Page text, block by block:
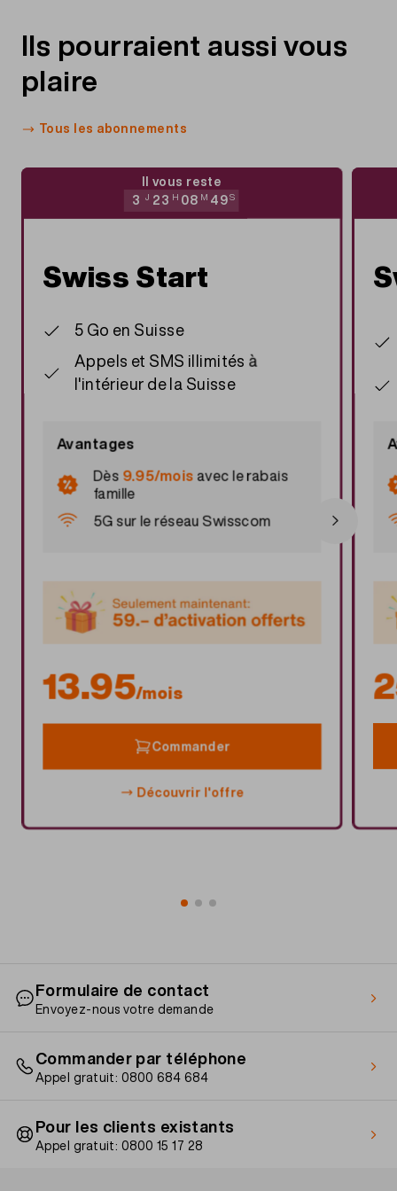
en boutique.
MCC: 228MNC: 01
Ils pourraient aussi vous
plaire
Tous les abonnements
Il vous reste
3 J 23 H 08 M 49 S
Swiss Start
5 Go en Suisse
Appels et SMS illimités à
l'intérieur de la Suisse
Avantages
Dès 9.95/mois avec lerabais
famille
5G sur le réseau Swisscom
13.95/mois
Commander
Découvrir l'offre
Formulaire de contact
Envoyez-nous votre demande
Commander par téléphone
Appel gratuit: 0800 684 684
Pour les clients existants
Appel gratuit: 0800 15 17 28